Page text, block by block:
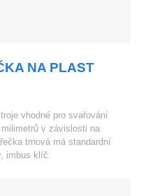
NA PLAST
vhodné pro svařování
v závislosti na
trnová má standardní
imbus klíč.